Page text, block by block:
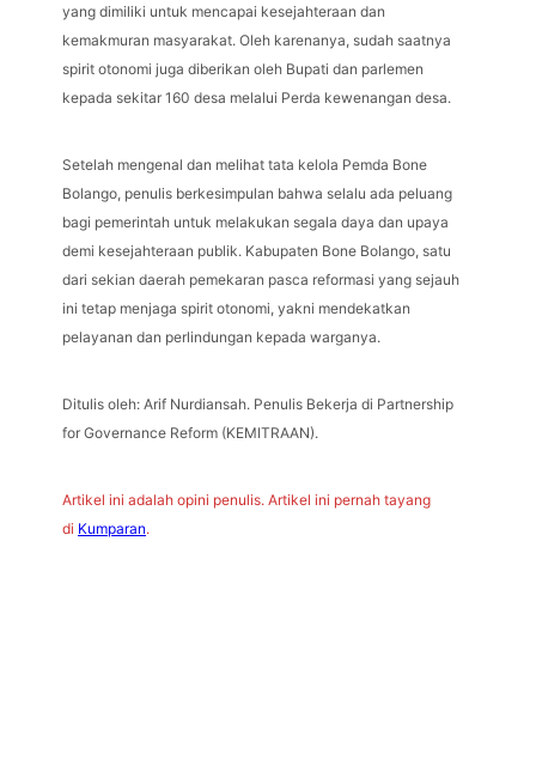
yang dimiliki untuk mencapai kesejahteraan dan
kemakmuran masyarakat. Oleh karenanya, sudah saatnya
spirit otonomi juga diberikan oleh Bupati dan parlemen
kepada sekitar 160 desa melalui Perda kewenangan desa.
Setelah mengenal dan melihat tata kelola Pemda Bone
Bolango, penulis berkesimpulan bahwa selalu ada peluang
bagi pemerintah untuk melakukan segala daya dan upaya
demi kesejahteraan publik. Kabupaten Bone Bolango, satu
dari sekian daerah pemekaran pasca reformasi yang sejauh
ini tetap menjaga spirit otonomi, yakni mendekatkan
pelayanan dan perlindungan kepada warganya.
Ditulis oleh: Arif Nurdiansah. Penulis Bekerja di Partnership
for Governance Reform (KEMITRAAN).
Artikel ini adalah opini penulis. Artikel ini pernah tayang
di Kumparan.